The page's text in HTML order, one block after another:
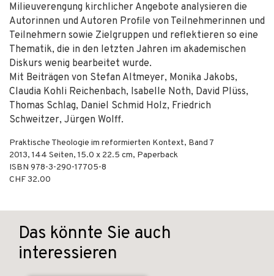
Milieuverengung kirchlicher Angebote analysieren die
Autorinnen und Autoren Profile von Teilnehmerinnen und
Teilnehmern sowie Zielgruppen und reflektieren so eine
Thematik, die in den letzten Jahren im akademischen
Diskurs wenig bearbeitet wurde.
Mit Beiträgen von Stefan Altmeyer, Monika Jakobs,
Claudia Kohli Reichenbach, Isabelle Noth, David Plüss,
Thomas Schlag, Daniel Schmid Holz, Friedrich
Schweitzer, Jürgen Wolff.
Praktische Theologie im reformierten Kontext, Band 7
2013, 144 Seiten, 15.0 x 22.5 cm, Paperback
ISBN 978-3-290-17705-8
CHF 32.00
Das könnte Sie auch
interessieren